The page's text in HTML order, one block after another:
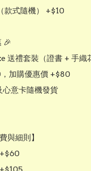
款式隨機） +$10
🎉
送禮套裝（證書 + 手織
加購優惠價 +$80
心意卡隨機發貨
與細則】